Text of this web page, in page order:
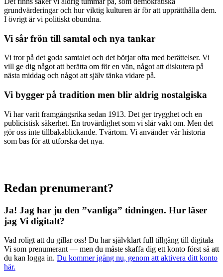
grundvärderingar och hur viktig kulturen är för att upprätthålla dem.
I övrigt är vi politiskt obundna.
Vi sår frön till samtal och nya tankar
Vi tror på det goda samtalet och det börjar ofta med berättelser. Vi
vill ge dig något att berätta om för en vän, något att diskutera på
nästa middag och något att själv tänka vidare på.
Vi bygger på tradition men blir aldrig nostalgiska
Vi har varit framgångsrika sedan 1913. Det ger trygghet och en
publicistisk säkerhet. En trovärdighet som vi slår vakt om. Men det
gör oss inte tillbakablickande. Tvärtom. Vi använder vår historia
som bas för att utforska det nya.
Redan prenumerant?
Ja! Jag har ju den ”vanliga” tidningen. Hur läser
jag Vi digitalt?
Vad roligt att du gillar oss! Du har självklart full tillgång till digitala
Vi som prenumerant — men du måste skaffa dig ett konto först så att
du kan logga in. Du kommer igång nu, genom att aktivera ditt konto
här.